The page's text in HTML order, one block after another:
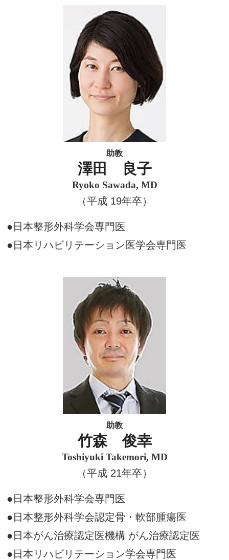
助教
澤田 良子
Ryoko Sawada, MD
（平成 19年卒）
●日本整形外科学会専門医
●日本リハビリテーション医学会専門医
助教
竹森 俊幸
Toshiyuki Takemori, MD
（平成 21年卒）
●日本整形外科学会専門医
●日本整形外科学会認定骨・軟部腫瘍医
●日本がん治療認定医機構 がん治療認定医
●日本リハビリテーション学会専門医